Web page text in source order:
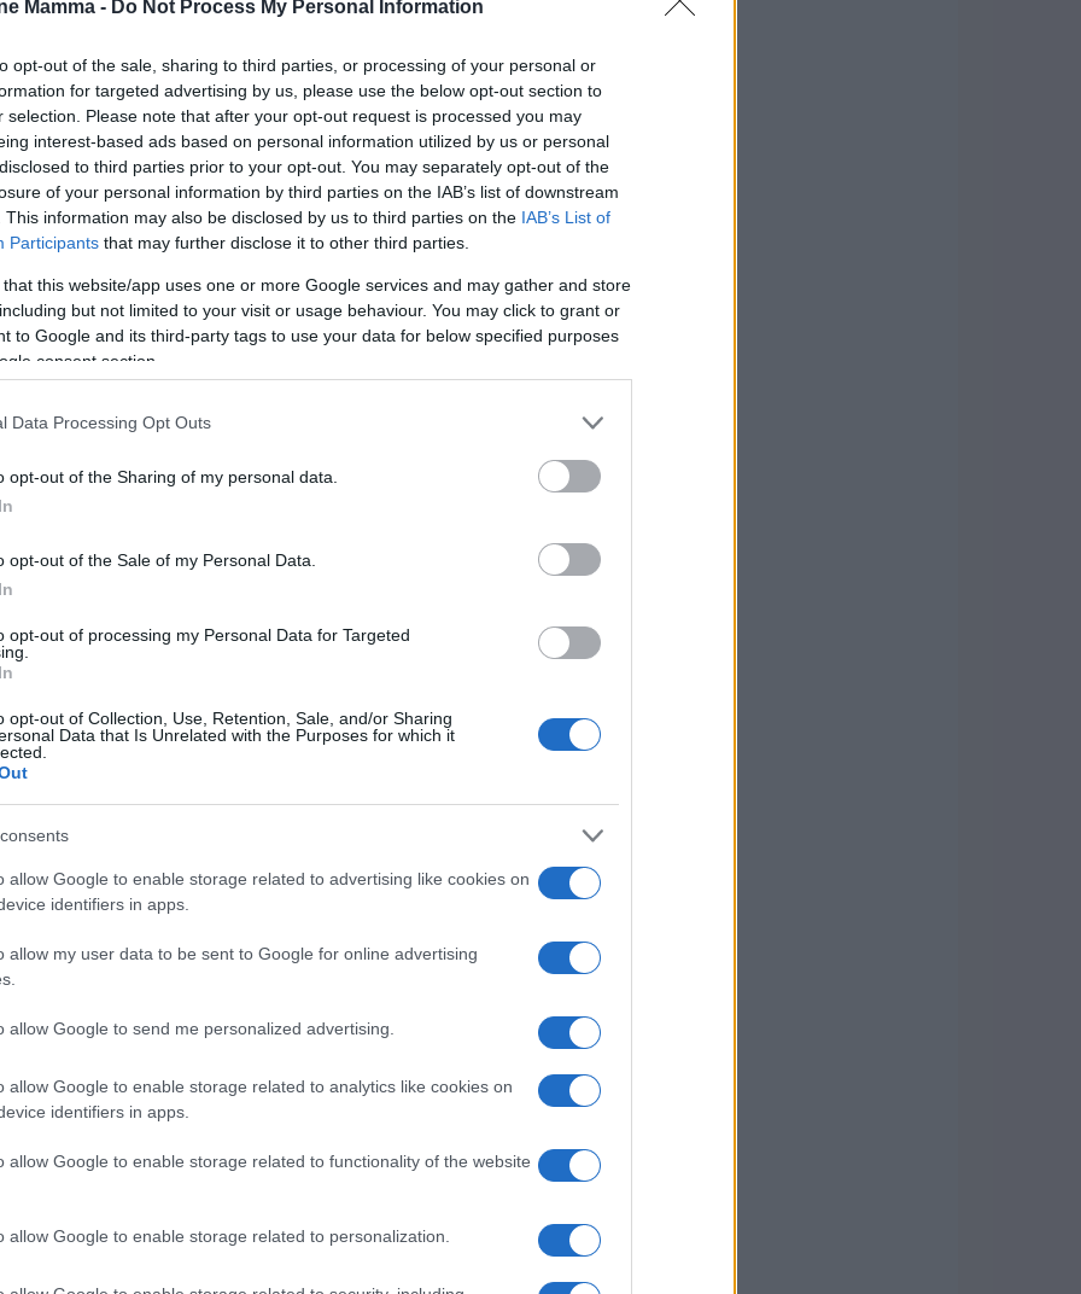
Mamma - Do Not Process My Personal Information
opt-out of the sale, sharing to third parties, or processing of your personal or
for targeted advertising by us, please use the below opt-out section to
selection. Please note that after your opt-out request is processed you may
interest-based ads based on personal information utilized by us or personal
to third parties prior to your opt-out. You may separately opt-out of the
of your personal information by third parties on the IAB’s list of downstream
This information may also be disclosed by us to third parties on the IAB’s List of
Participants that may further disclose it to other third parties.
that this website/app uses one or more Google services and may gather and store
but not limited to your visit or usage behaviour. You may click to grant or
to Google and its third-party tags to use your data for below specified purposes
consent section.
Data Processing Opt Outs
opt-out of the Sharing of my personal data.
opt-out of the Sale of my Personal Data.
opt-out of processing my Personal Data for Targeted
opt-out of Collection, Use, Retention, Sale, and/or Sharing
Data that Is Unrelated with the Purposes for which it
allow Google to enable storage related to advertising like cookies on
identifiers in apps.
allow my user data to be sent to Google for online advertising
allow Google to send me personalized advertising.
allow Google to enable storage related to analytics like cookies on
identifiers in apps.
allow Google to enable storage related to functionality of the website
allow Google to enable storage related to personalization.
piante, per garantire un ambiente sano e
del feng shui non solo abbellisce l’ambiente,
Il giardinaggio diventa così un’attività
le piante aiuta a ritrovare equilibrio e
delle piante e l’uso di colori
di calma. Inoltre, l’introduzione di
può potenziare ulteriormente il senso di
e piante; implica anche prendersi cura del
adottare pratiche sostenibili, come la
per preservare la salute del terreno.
a goccia e l’uso di materiali biodegradabili
l’umidità del suolo e ridurre gli
dei rifiuti vegetali offre un modo naturale per
suolo.
giardino